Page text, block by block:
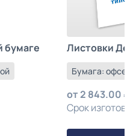
бумаге Листовки
Бумага:
от2 843.00
Срок